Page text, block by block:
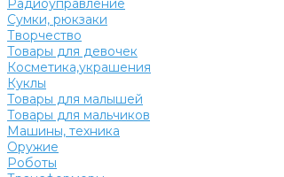
Радиоуправление
Сумки, рюкзаки
Творчество
Товары для девочек
Косметика,украшения
Куклы
Товары для малышей
Товары для мальчиков
Машины, техника
Оружие
Роботы